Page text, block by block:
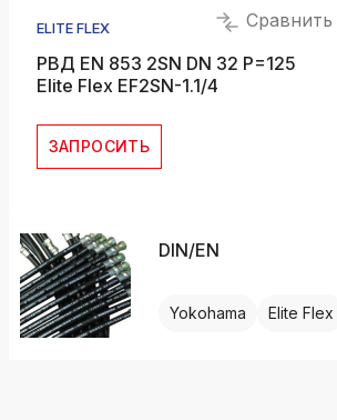
ELITE FLEX
Сравнить
РВД EN 853 2SN DN 32 P=125
Elite Flex EF2SN-1.1/4
ЗАПРОСИТЬ
DIN/EN
Yokohama Elite Flex